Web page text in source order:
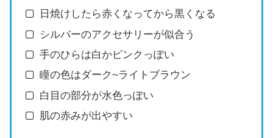
日焼けしたら赤くなってから黒くなる
シルバーのアクセサリーが似合う
手のひらは白かピンクっぽい
瞳の色はダーク~ライトブラウン
白目の部分が水色っぽい
肌の赤みが出やすい